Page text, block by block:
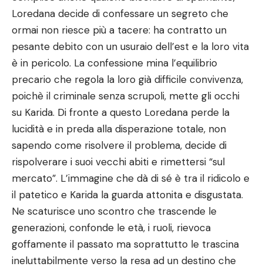
Loredana decide di confessare un segreto che
ormai non riesce più a tacere: ha contratto un
pesante debito con un usuraio dell’est e la loro vita
è in pericolo. La confessione mina l’equilibrio
precario che regola la loro già difficile convivenza,
poichè il criminale senza scrupoli, mette gli occhi
su Karida. Di fronte a questo Loredana perde la
lucidità e in preda alla disperazione totale, non
sapendo come risolvere il problema, decide di
rispolverare i suoi vecchi abiti e rimettersi “sul
mercato”. L’immagine che dà di sé è tra il ridicolo e
il patetico e Karida la guarda attonita e disgustata.
Ne scaturisce uno scontro che trascende le
generazioni, confonde le età, i ruoli, rievoca
goffamente il passato ma soprattutto le trascina
ineluttabilmente verso la resa ad un destino che